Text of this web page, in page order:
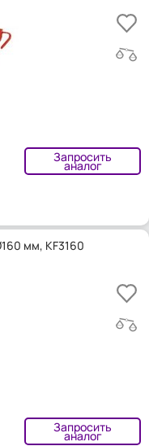
Запросить
аналог
мм, KF3160
Запросить
аналог